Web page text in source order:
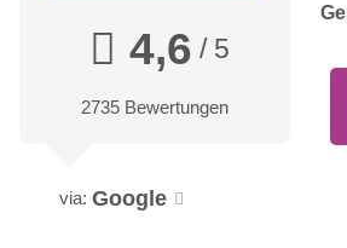
4,6 / 5
2735 Bewertungen
via: Google